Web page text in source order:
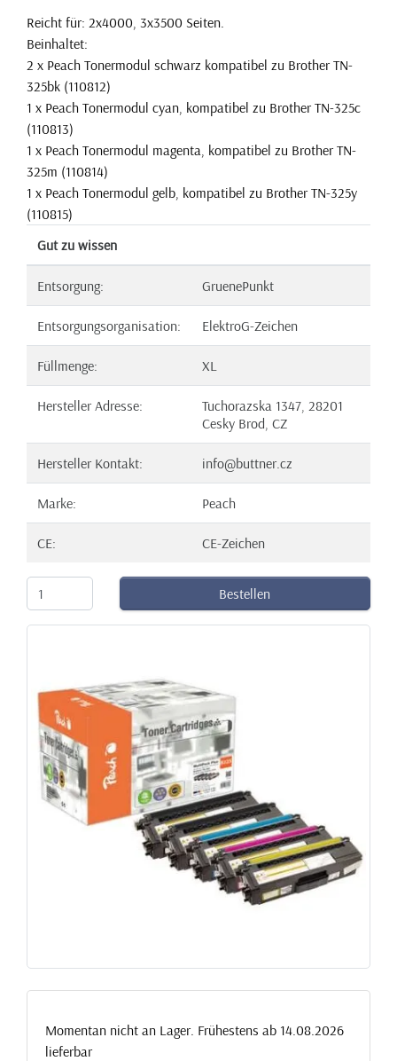
Reicht für: 2x4000, 3x3500 Seiten.
Beinhaltet:
2 x Peach Tonermodul schwarz kompatibel zu Brother TN-
325bk (110812)
1 x Peach Tonermodul cyan, kompatibel zu Brother TN-325c
(110813)
1 x Peach Tonermodul magenta, kompatibel zu Brother TN-
325m (110814)
1 x Peach Tonermodul gelb, kompatibel zu Brother TN-325y
(110815)
Gut zu wissen
Entsorgung: GruenePunkt
Entsorgungsorganisation: ElektroG-Zeichen
Füllmenge: XL
Hersteller Adresse:
Tuchorazska 1347, 28201
Cesky Brod, CZ
Hersteller Kontakt: info@buttner.cz
Marke: Peach
CE: CE-Zeichen
Bestellen
Momentan nicht an Lager. Frühestens ab 14.08.2026
lieferbar